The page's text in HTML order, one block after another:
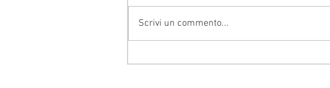
Scrivi un commento...